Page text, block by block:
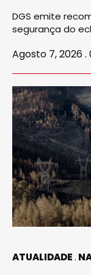
DGS emite
segurança do
Agosto 7, 2026 .
ATUALIDADE